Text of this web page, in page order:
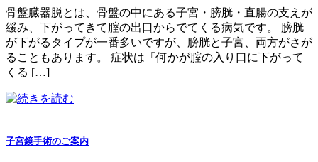
骨盤臓器脱とは、骨盤の中にある子宮・膀胱・直腸の支えが
緩み、下がってきて腟の出口からでてくる病気です。 膀胱
が下がるタイプが一番多いですが、膀胱と子宮、両方がさが
ることもあります。 症状は「何かが腟の入り口に下がって
くる […]
子宮鏡手術のご案内